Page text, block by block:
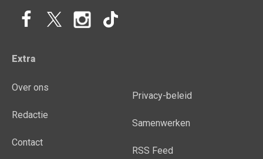
Extra
Over ons
Redactie
Contact
Privacy-beleid
Samenwerken
RSS Feed